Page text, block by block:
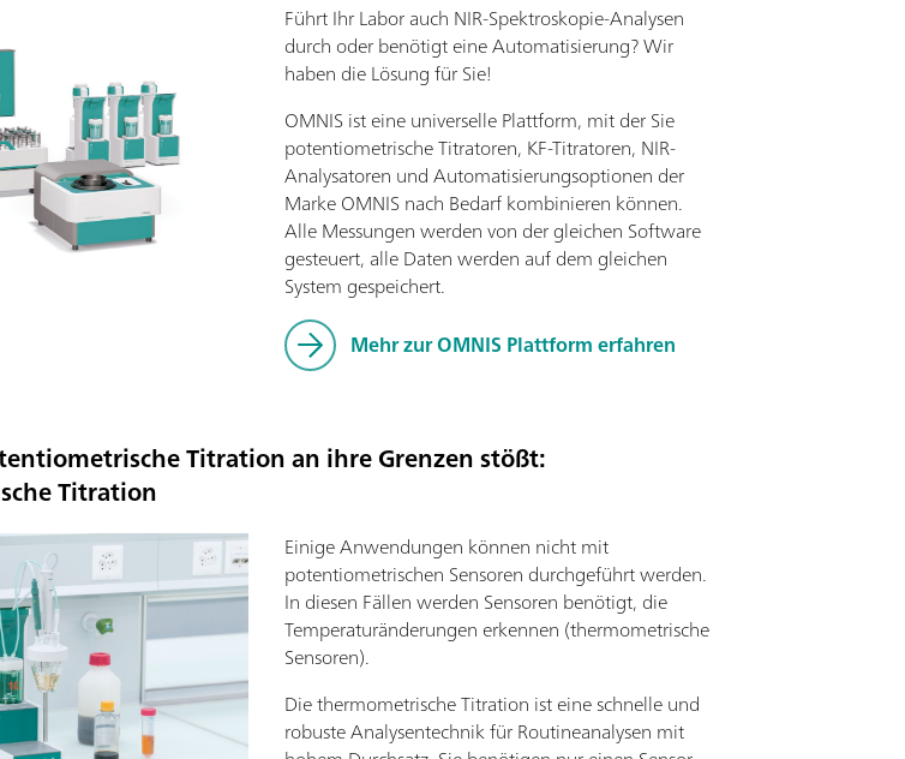
Führt Ihr Labor auch NIR-Spektroskopie-Analysen
durch oder benötigt eine Automatisierung? Wir
haben die Lösung für Sie!
OMNIS ist eine universelle Plattform, mit der Sie
potentiometrische Titratoren, KF-Titratoren, NIR-
Analysatoren und Automatisierungsoptionen der
Marke OMNIS nach Bedarf kombinieren können.
Alle Messungen werden von der gleichen Software
gesteuert, alle Daten werden auf dem gleichen
System gespeichert.
Mehr zur OMNIS Plattform erfahren
Titration an ihre Grenzen stößt:
Titration
Einige Anwendungen können nicht mit
potentiometrischen Sensoren durchgeführt werden.
In diesen Fällen werden Sensoren benötigt, die
Temperaturänderungen erkennen (thermometrische
Sensoren).
Die thermometrische Titration ist eine schnelle und
robuste Analysentechnik für Routineanalysen mit